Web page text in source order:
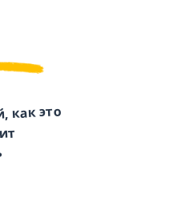
как это